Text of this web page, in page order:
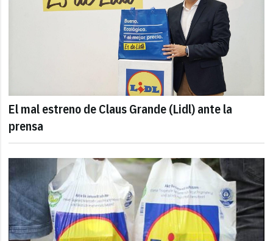
El mal estreno de Claus Grande (Lidl) ante la
prensa